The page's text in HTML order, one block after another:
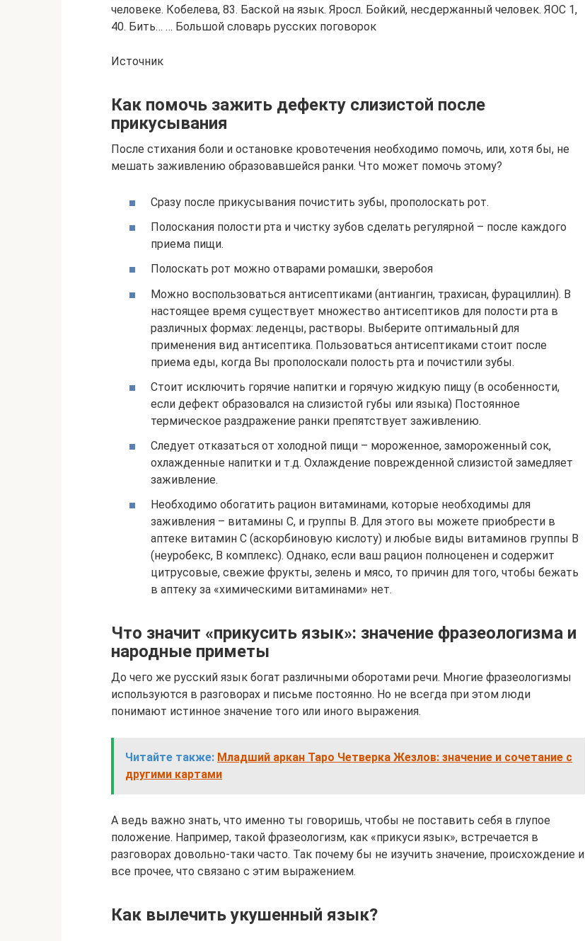
человеке. Кобелева, 83. Баской на язык. Яросл. Бойкий, несдержанный человек. ЯОС 1,
40. Бить… … Большой словарь русских поговорок
Источник
Как помочь зажить дефекту слизистой после
прикусывания
После стихания боли и остановке кровотечения необходимо помочь, или, хотя бы, не
мешать заживлению образовавшейся ранки. Что может помочь этому?
Сразу после прикусывания почистить зубы, прополоскать рот.
Полоскания полости рта и чистку зубов сделать регулярной – после каждого
приема пищи.
Полоскать рот можно отварами ромашки, зверобоя
Можно воспользоваться антисептиками (антиангин, трахисан, фурациллин). В
настоящее время существует множество антисептиков для полости рта в
различных формах: леденцы, растворы. Выберите оптимальный для
применения вид антисептика. Пользоваться антисептиками стоит после
приема еды, когда Вы прополоскали полость рта и почистили зубы.
Стоит исключить горячие напитки и горячую жидкую пищу (в особенности,
если дефект образовался на слизистой губы или языка) Постоянное
термическое раздражение ранки препятствует заживлению.
Следует отказаться от холодной пищи – мороженное, замороженный сок,
охлажденные напитки и т.д. Охлаждение поврежденной слизистой замедляет
заживление.
Необходимо обогатить рацион витаминами, которые необходимы для
заживления – витамины С, и группы В. Для этого вы можете приобрести в
аптеке витамин С (аскорбиновую кислоту) и любые виды витаминов группы В
(неуробекс, В комплекс). Однако, если ваш рацион полноценен и содержит
цитрусовые, свежие фрукты, зелень и мясо, то причин для того, чтобы бежать
в аптеку за «химическими витаминами» нет.
Что значит «прикусить язык»: значение фразеологизма и
народные приметы
До чего же русский язык богат различными оборотами речи. Многие фразеологизмы
используются в разговорах и письме постоянно. Но не всегда при этом люди
понимают истинное значение того или иного выражения.
Читайте также: Младший аркан Таро Четверка Жезлов: значение и сочетание с
другими картами
А ведь важно знать, что именно ты говоришь, чтобы не поставить себя в глупое
положение. Например, такой фразеологизм, как «прикуси язык», встречается в
разговорах довольно-таки часто. Так почему бы не изучить значение, происхождение и
все прочее, что связано с этим выражением.
Как вылечить укушенный язык?